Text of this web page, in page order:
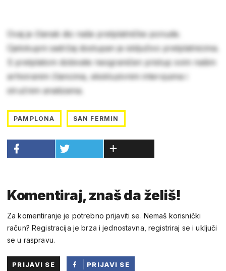
Ovaj je članak dio naše pretplatničke ponude.
Cjelokupni sadržaj dostupan je isključivo pretplatnicima.
S pretplatom dobivate neograničen pristup svim našim
arhiviranim člancima, ekskluzivnim intervjuima i
stručnim analizama.
PAMPLONA SAN FERMIN
Komentiraj, znaš da želiš!
Za komentiranje je potrebno prijaviti se. Nemaš korisnički
račun? Registracija je brza i jednostavna, registriraj se i uključi
se u raspravu.
PRIJAVI SE
PRIJAVI SE